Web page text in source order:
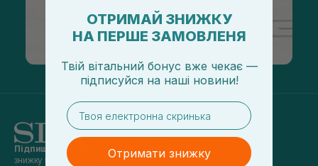
Підпишись на наші новинита отримуй
знижку 5% на перше замовлення
ОТРИМАЙ ЗНИЖКУ
НА ПЕРШЕ ЗАМОВЛЕНЯ
Твій вітальний бонус вже чекає —
підписуйся на наші новини!
email
Отримати знижку